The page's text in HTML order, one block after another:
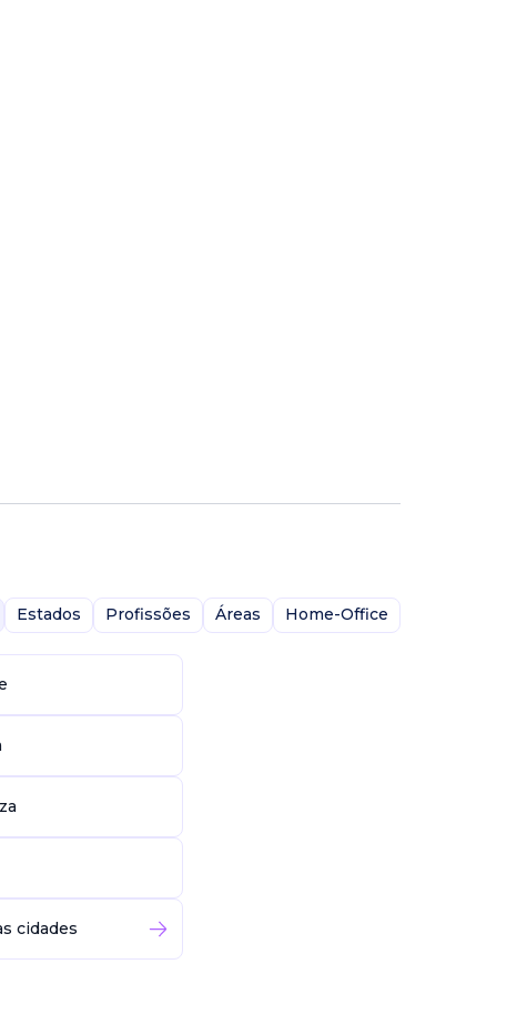
Estados Profissões Áreas Home-Office
cidades